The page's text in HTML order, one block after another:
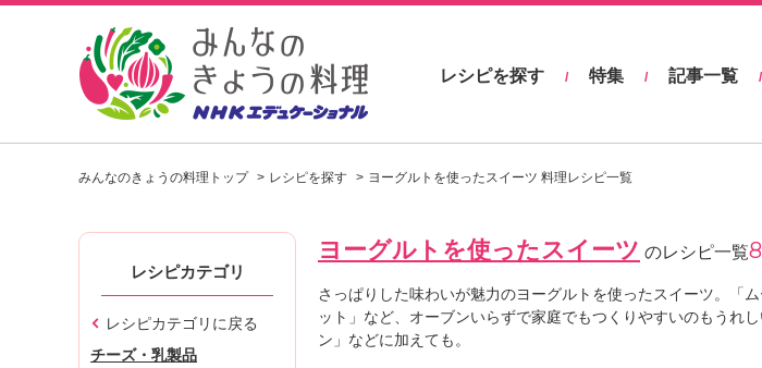
し
シ
を
見
つ
レシピを探す / 特集 / 記事一覧 /
みんなのきょうの料理トップ レシピを探す ヨーグルトを使ったスイーツ 料理レシピ一覧
レシピカテゴリ
レシピカテゴリに戻る
チーズ・乳製品
ヨーグルトを使ったスイーツ のレシピ一覧
さっぱりした味わいが魅力のヨーグルトを使ったスイーツ。「
ット」など、オーブンいらずで家庭でもつくりやすいのもうれ
ン」などに加えても。